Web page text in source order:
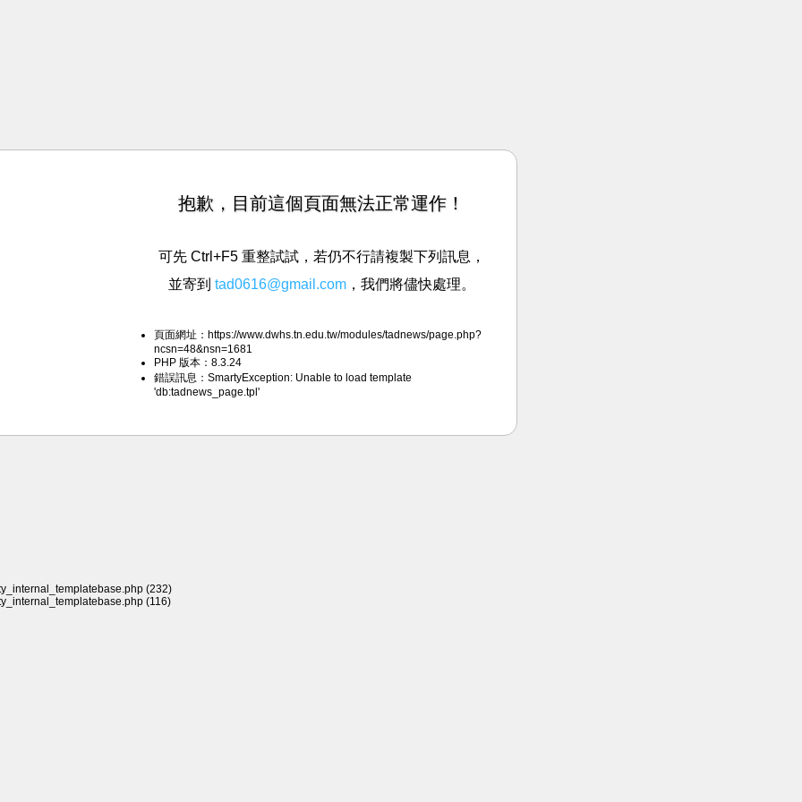
抱歉，目前這個頁面無法正常運作！
可先 Ctrl+F5 重整試試，若仍不行請複製下列訊息，
並寄到 tad0616@gmail.com，我們將儘快處理。
頁面網址：https://www.dwhs.tn.edu.tw/modules/tadnews/page.php?
ncsn=48&nsn=1681
PHP 版本：8.3.24
錯誤訊息：SmartyException: Unable to load template
'db:tadnews_page.tpl'
(232)
(116)